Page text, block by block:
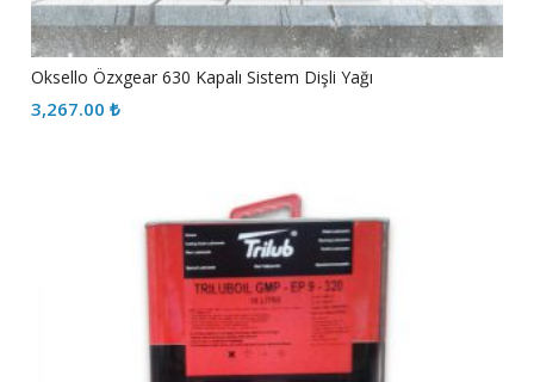
Oksello Özxgear 630 Kapalı Sistem Dişli Yağı
3,267.00 ₺